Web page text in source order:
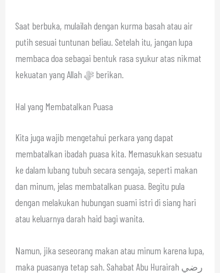
Saat berbuka, mulailah dengan kurma basah atau air
putih sesuai tuntunan beliau. Setelah itu, jangan lupa
membaca doa sebagai bentuk rasa syukur atas nikmat
kekuatan yang Allah ﷻ berikan.
Hal yang Membatalkan Puasa
Kita juga wajib mengetahui perkara yang dapat
membatalkan ibadah puasa kita. Memasukkan sesuatu
ke dalam lubang tubuh secara sengaja, seperti makan
dan minum, jelas membatalkan puasa. Begitu pula
dengan melakukan hubungan suami istri di siang hari
atau keluarnya darah haid bagi wanita.
Namun, jika seseorang makan atau minum karena lupa,
maka puasanya tetap sah. Sahabat Abu Hurairah رضي